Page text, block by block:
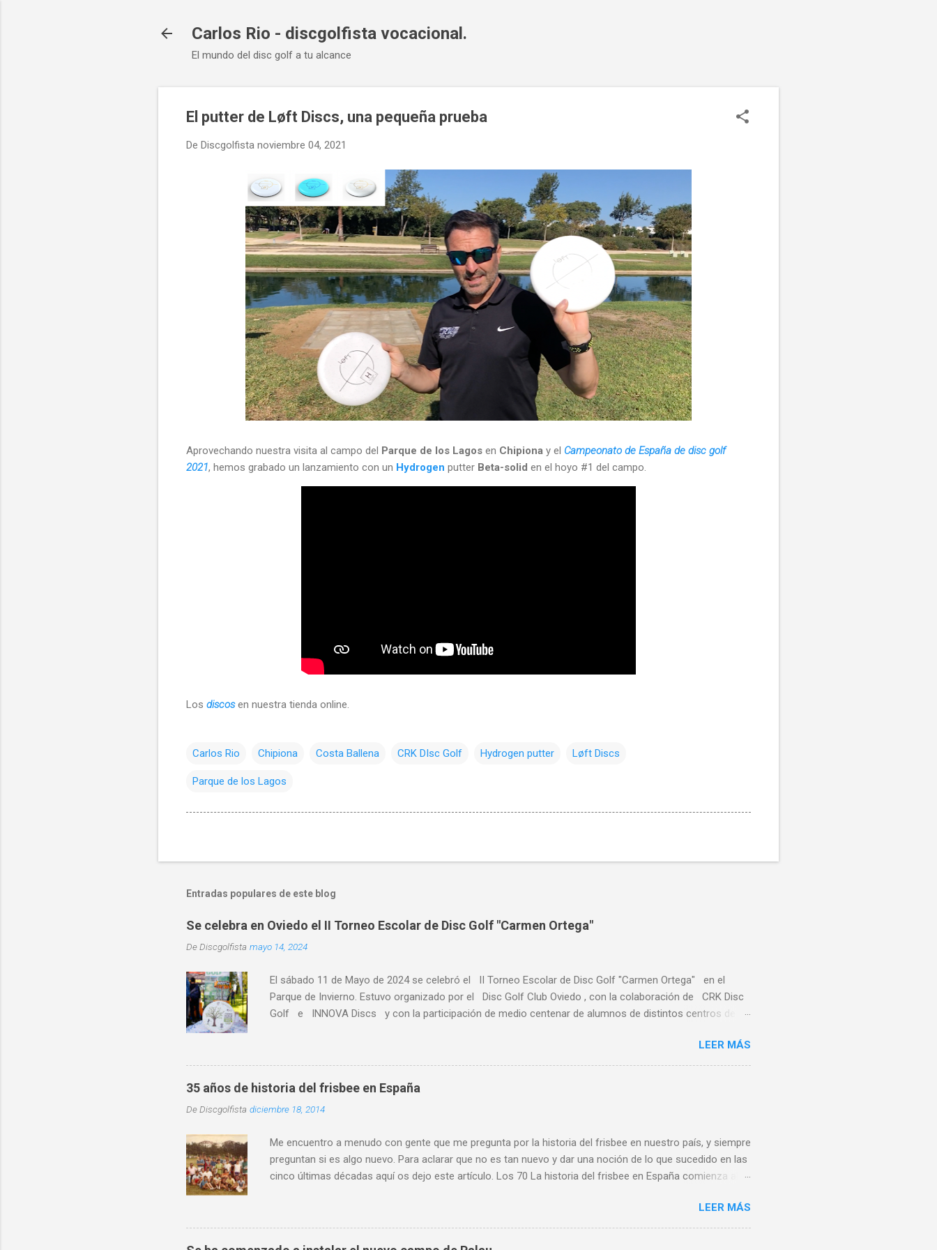
Carlos Rio - discgolfista vocacional.
El mundo del disc golf a tu alcance
El putter de Løft Discs, una pequeña prueba
De Discgolfista noviembre 04, 2021
Aprovechando nuestra visita al campo del Parque de los Lagos en Chipiona y el Campeonato de España de disc golf
2021, hemos grabado un lanzamiento con un Hydrogen putter Beta-solid en el hoyo #1 del campo.
Los discosen nuestra tienda online.
Carlos Rio Chipiona Costa Ballena CRK DIsc Golf Hydrogen putter Løft Discs
Parque de los Lagos
Entradas populares de este blog
Se celebra en Oviedo el II Torneo Escolar de Disc Golf "Carmen Ortega"
DeDiscgolfista mayo 14, 2024
El sábado 11 de Mayo de 2024 se celebró el II Torneo Escolar de Disc Golf "Carmen Ortega" en el
Parque de Invierno. Estuvo organizado por el Disc Golf Club Oviedo , con la colaboración de CRK Disc
Golf e INNOVA Discs y con la participación de medio centenar de alumnos de distintos centros de
localidades de Asturias, como Gijón , Avilés, Pravia, Nava, Sariego, Villaviciosa, Noreña y Oviedo, donde
destacó la al alta participación del IES Leopoldo Alas. Participó alumnado de quince centros escolares
distintos . Se retomó este torneo que pone de manifiesto el crecimiento de este deporte también en el
entorno escolar. Y es que son cada vez más los centros y los maestros y profesores de educación
física interesados y que incluyen esta actividad dentro de sus programaciones Este sirvió también de
LEER MÁS
35 años de historia del frisbee en España
DeDiscgolfista diciembre 18, 2014
Me encuentro a menudo con gente que me pregunta por la historia del frisbee en nuestro país, y siempre
preguntan si es algo nuevo. Para aclarar que no es tan nuevo y dar una noción de lo que sucedido en las
cinco últimas décadas aquí os dejo este artículo. Los 70 La historia del frisbee en España comienza al
Asturias y empiezo a meterme en el mundo del disco volador. Ese mismo año un grupo de aficionados
crea la Asociación Española de Frisbee (A.E.F.) con sede en Bilbao. Aunque parece ser que la A.E.F.
existió durante varios años y que tuvo jugadores afiliados, no figura como organizadora de ningún
LEER MÁS